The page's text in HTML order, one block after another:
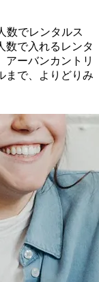
数でレンタルス
数で入れるレンタ
アーバンカントリ
まで、よりどりみ